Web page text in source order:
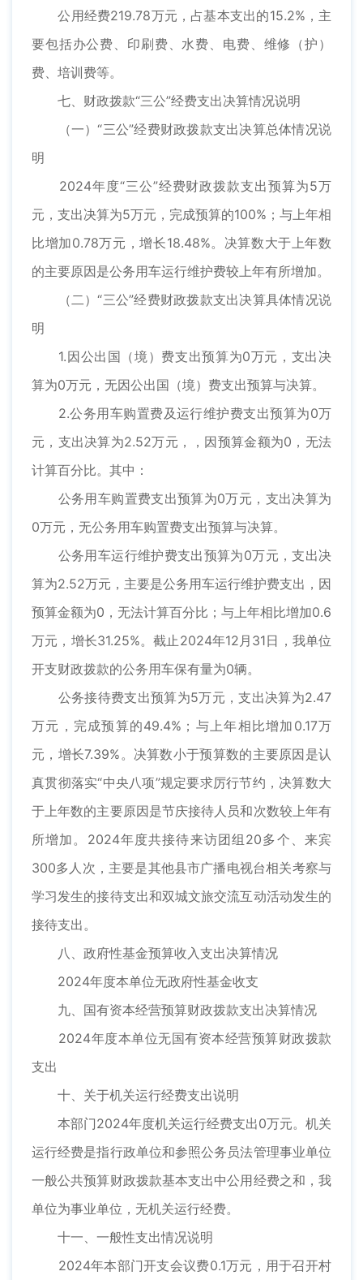
公用经费219.78万元，占基本支出的15.2%，主
要包括办公费、印刷费、水费、电费、维修（护）
费、培训费等。
七、财政拨款“三公”经费支出决算情况说明
（一）“三公”经费财政拨款支出决算总体情况说
明
2024年度“三公”经费财政拨款支出预算为5万
元，支出决算为5万元，完成预算的100%；与上年相
比增加0.78万元，增长18.48%。决算数大于上年数
的主要原因是公务用车运行维护费较上年有所增加。
（二）“三公”经费财政拨款支出决算具体情况说
明
1.因公出国（境）费支出预算为0万元，支出决
算为0万元，无因公出国（境）费支出预算与决算。
2.公务用车购置费及运行维护费支出预算为0万
元，支出决算为2.52万元，，因预算金额为0，无法
计算百分比。其中：
公务用车购置费支出预算为0万元，支出决算为
0万元，无公务用车购置费支出预算与决算。
公务用车运行维护费支出预算为0万元，支出决
算为2.52万元，主要是公务用车运行维护费支出，因
预算金额为0，无法计算百分比；与上年相比增加0.6
万元，增长31.25%。截止2024年12月31日，我单位
开支财政拨款的公务用车保有量为0辆。
公务接待费支出预算为5万元，支出决算为2.47
万元，完成预算的49.4%；与上年相比增加0.17万
元，增长7.39%。决算数小于预算数的主要原因是认
真贯彻落实“中央八项”规定要求厉行节约，决算数大
于上年数的主要原因是节庆接待人员和次数较上年有
所增加。2024年度共接待来访团组20多个、来宾
300多人次，主要是其他县市广播电视台相关考察与
学习发生的接待支出和双城文旅交流互动活动发生的
接待支出。
八、政府性基金预算收入支出决算情况
2024年度本单位无政府性基金收支
九、国有资本经营预算财政拨款支出决算情况
2024年度本单位无国有资本经营预算财政拨款
支出
十、关于机关运行经费支出说明
本部门2024年度机关运行经费支出0万元。机关
运行经费是指行政单位和参照公务员法管理事业单位
一般公共预算财政拨款基本支出中公用经费之和，我
单位为事业单位，无机关运行经费。
十一、一般性支出情况说明
2024年本部门开支会议费0.1万元，用于召开村